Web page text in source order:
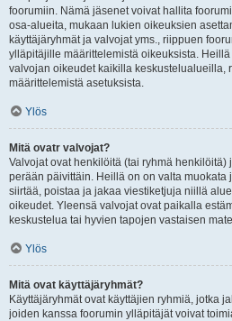
foorumiin. Nämä jäsenet voivat hallita
osa-alueita, mukaan lukien oikeuksien
käyttäjäryhmät ja valvojat yms., riippuen
ylläpitäjille määrittelemistä oikeuksista.
valvojan oikeudet kaikilla keskustelualueilla,
määrittelemistä asetuksista.
Ylös
Mitä ovatr valvojat?
Valvojat ovat henkilöitä (tai ryhmä henkilöitä)
perään päivittäin. Heillä on on valta muokata
siirtää, poistaa ja jakaa viestiketjuja niillä
oikeudet. Yleensä valvojat ovat paikalla
keskustelua tai hyvien tapojen vastaisen
Ylös
Mitä ovat käyttäjäryhmät?
Käyttäjäryhmät ovat käyttäjien ryhmiä, jotka
joiden kanssa foorumin ylläpitäjät voivat